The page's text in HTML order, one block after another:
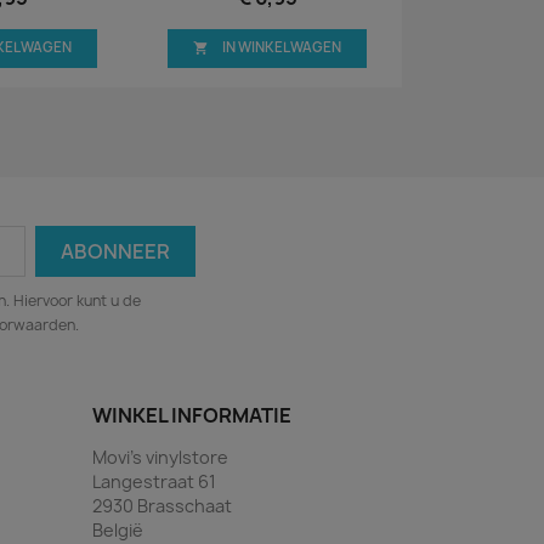
 IN WINKELWAGEN
Hiervoor kunt u de
WINKEL INFORMATIE
Movi's vinylstore
Langestraat 61
2930 Brasschaat
België